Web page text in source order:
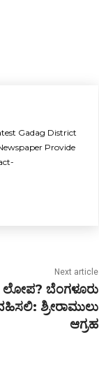
Gadag District
Provide
Next article
ಲೋಪ? ಬೆಂಗಳೂರು
ಶ್ರೀರಾಮುಲು
ಆಗ್ರಹ